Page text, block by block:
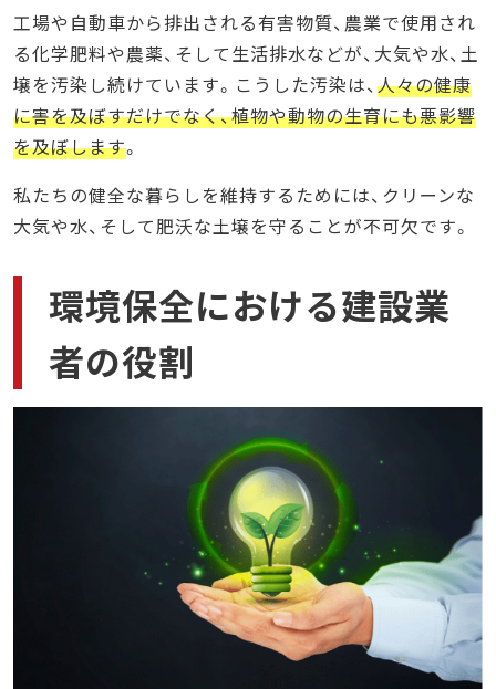
工場や自動車から排出される有害物質、農業で使用され
る化学肥料や農薬、そして生活排水などが、大気や水、土
壌を汚染し続けています。こうした汚染は、人々の健康
に害を及ぼすだけでなく、植物や動物の生育にも悪影響
を及ぼします。
私たちの健全な暮らしを維持するためには、クリーンな
大気や水、そして肥沃な土壌を守ることが不可欠です。
環境保全における建設業
者の役割